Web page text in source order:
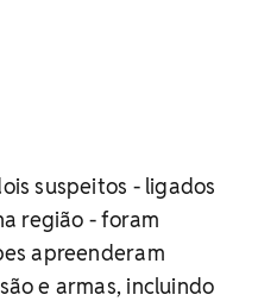
suspeitos - ligados
região - foram
apreenderam
e armas, incluindo